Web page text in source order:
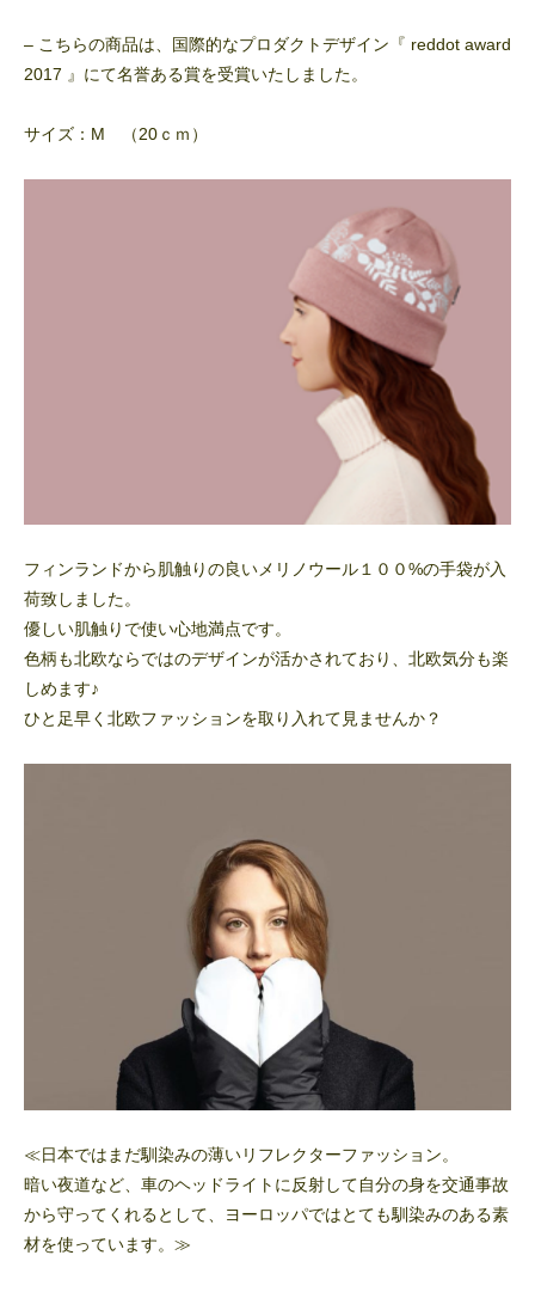
– こちらの商品は、国際的なプロダクトデザイン『 reddot award
2017 』にて名誉ある賞を受賞いたしました。
サイズ：M （20ｃｍ）
フィンランドから肌触りの良いメリノウール１００%の手袋が入
荷致しました。
優しい肌触りで使い心地満点です。
色柄も北欧ならではのデザインが活かされており、北欧気分も楽
しめます♪
ひと足早く北欧ファッションを取り入れて見ませんか？
≪日本ではまだ馴染みの薄いリフレクターファッション。
暗い夜道など、車のヘッドライトに反射して自分の身を交通事故
から守ってくれるとして、ヨーロッパではとても馴染みのある素
材を使っています。≫